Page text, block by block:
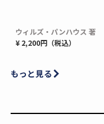
ウィルズ・パンハウス 著
¥ 2,200円（税込）
もっと見る